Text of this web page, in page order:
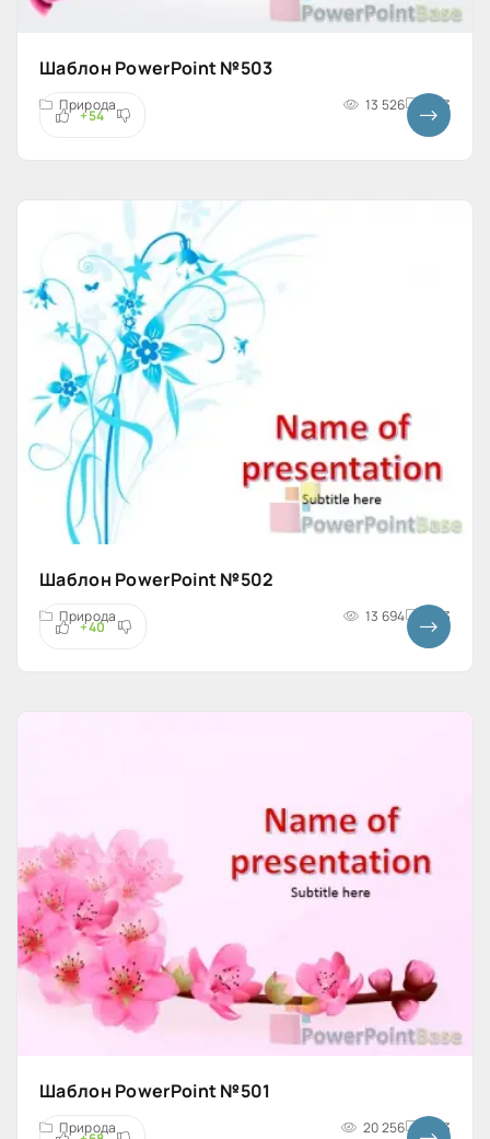
Шаблон PowerPoint №503
Природа 13 526 4x3
+54
Шаблон PowerPoint №502
Природа 13 694 4x3
+40
Шаблон PowerPoint №501
Природа 20 256 4x3